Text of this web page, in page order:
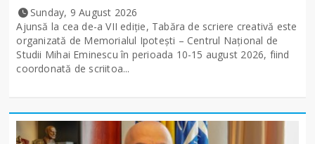
Sunday, 9 August 2026
Ajunsă la cea de-a VII ediție, Tabăra de scriere creativă este
organizată de Memorialul Ipotești – Centrul Național de
Studii Mihai Eminescu în perioada 10-15 august 2026, fiind
coordonată de scriitoa...